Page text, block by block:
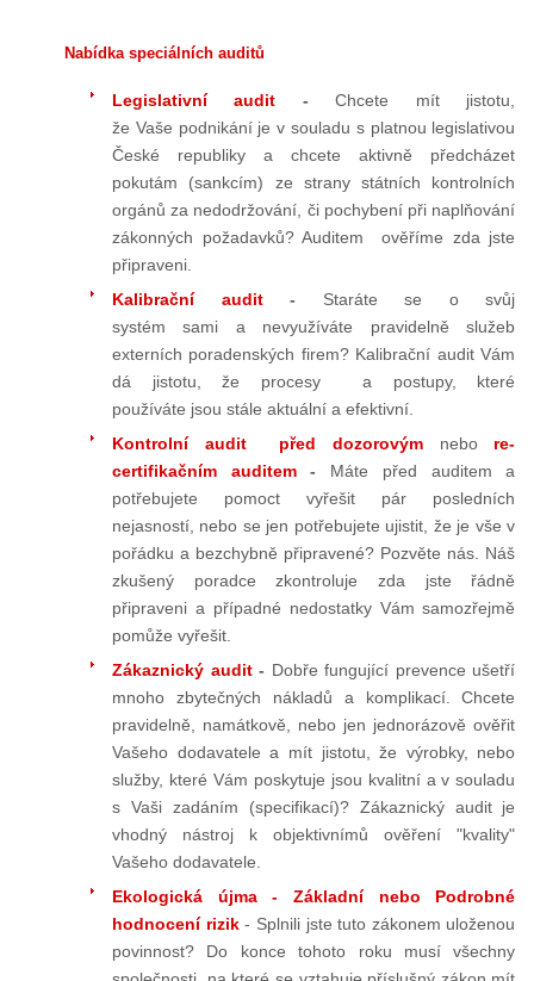
Nabídka speciálních auditů
Legislativní audit -Chcete mít jistotu,
že Vaše podnikání je v souladu s platnou legislativou
České republiky a chcete aktivně předcházet
pokutám (sankcím) ze strany státních kontrolních
orgánů za nedodržování, či pochybení při naplňování
zákonných požadavků? Auditem ověříme zda jste
připraveni.
Kalibrační audit- Staráte se o svůj
systém sami a nevyužíváte pravidelně služeb
externích poradenských firem? Kalibrační audit Vám
dá jistotu, že procesy a postupy, které
používáte jsou stále aktuální a efektivní.
Kontrolní audit před dozorovým
nebo
re-
certifikačním auditem- Máte před auditem a
potřebujete pomoct vyřešit pár posledních
nejasností, nebo se jen potřebujete ujistit, že je vše v
pořádku a bezchybně připravené? Pozvěte nás. Náš
zkušený poradce zkontroluje zda jste řádně
připraveni a případné nedostatky Vám samozřejmě
pomůže vyřešit.
Zákaznický audit - Dobře fungující prevence ušetří
mnoho zbytečných nákladů a komplikací. Chcete
pravidelně, namátkově, nebo jen jednorázově ověřit
Vašeho dodavatele a mít jistotu, že výrobky, nebo
služby, které Vám poskytuje jsou kvalitní a v souladu
s Vaši zadáním (specifikací)? Zákaznický audit je
vhodný nástroj k objektivnímů ověření "kvality"
Vašeho dodavatele.
Ekologická újma - Základní nebo Podrobné
hodnocení rizik- Splnili jste tuto zákonem uloženou
povinnost? Do konce tohoto roku musí všechny